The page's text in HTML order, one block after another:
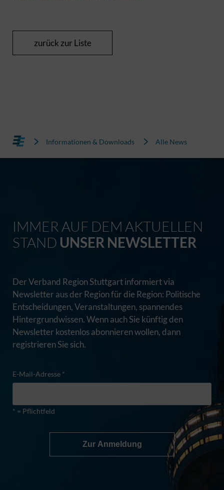
zurück zur Liste
Informationen & Downloads Alle News
IMMER AUF DEM AKTUELLEN
STAND UNSER NEWSLETTER
Der Verband Region Stuttgart informiert via
Newsletter aus der Region für die Region: Politische
Entscheidungen, Veranstaltungen, spannendes
Hintergrundwissen. Wenn auch Sie künftig den
Newsletter kostenlos abonnieren wollen, dann
registrieren Sie sich.
E-Mail-Adresse *
* = Pflichtfeld
Zur Anmeldung